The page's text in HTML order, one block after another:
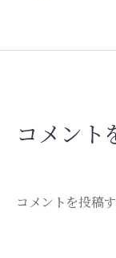
a
i
コメント
コメントを投稿